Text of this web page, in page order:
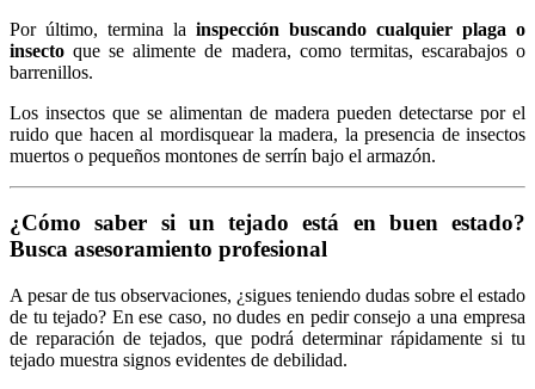
Por último, termina la inspección buscando cualquier plaga o
insectoque se alimente de madera, como termitas, escarabajos o
barrenillos.
Los insectos que se alimentan de madera pueden detectarse por el
ruido que hacen al mordisquear la madera, la presencia de insectos
muertos o pequeños montones de serrín bajo el armazón.
¿Cómo saber si un tejado está en buen estado?
Busca asesoramiento profesional
A pesar de tus observaciones, ¿sigues teniendo dudas sobre el estado
de tu tejado? En ese caso, no dudes en pedir consejo a una empresa
de reparación de tejados, que podrá determinar rápidamente si tu
tejado muestra signos evidentes de debilidad.